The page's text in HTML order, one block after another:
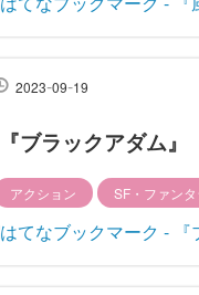
2023-09-19
『ブラックアダム』
アクション SF・ファン